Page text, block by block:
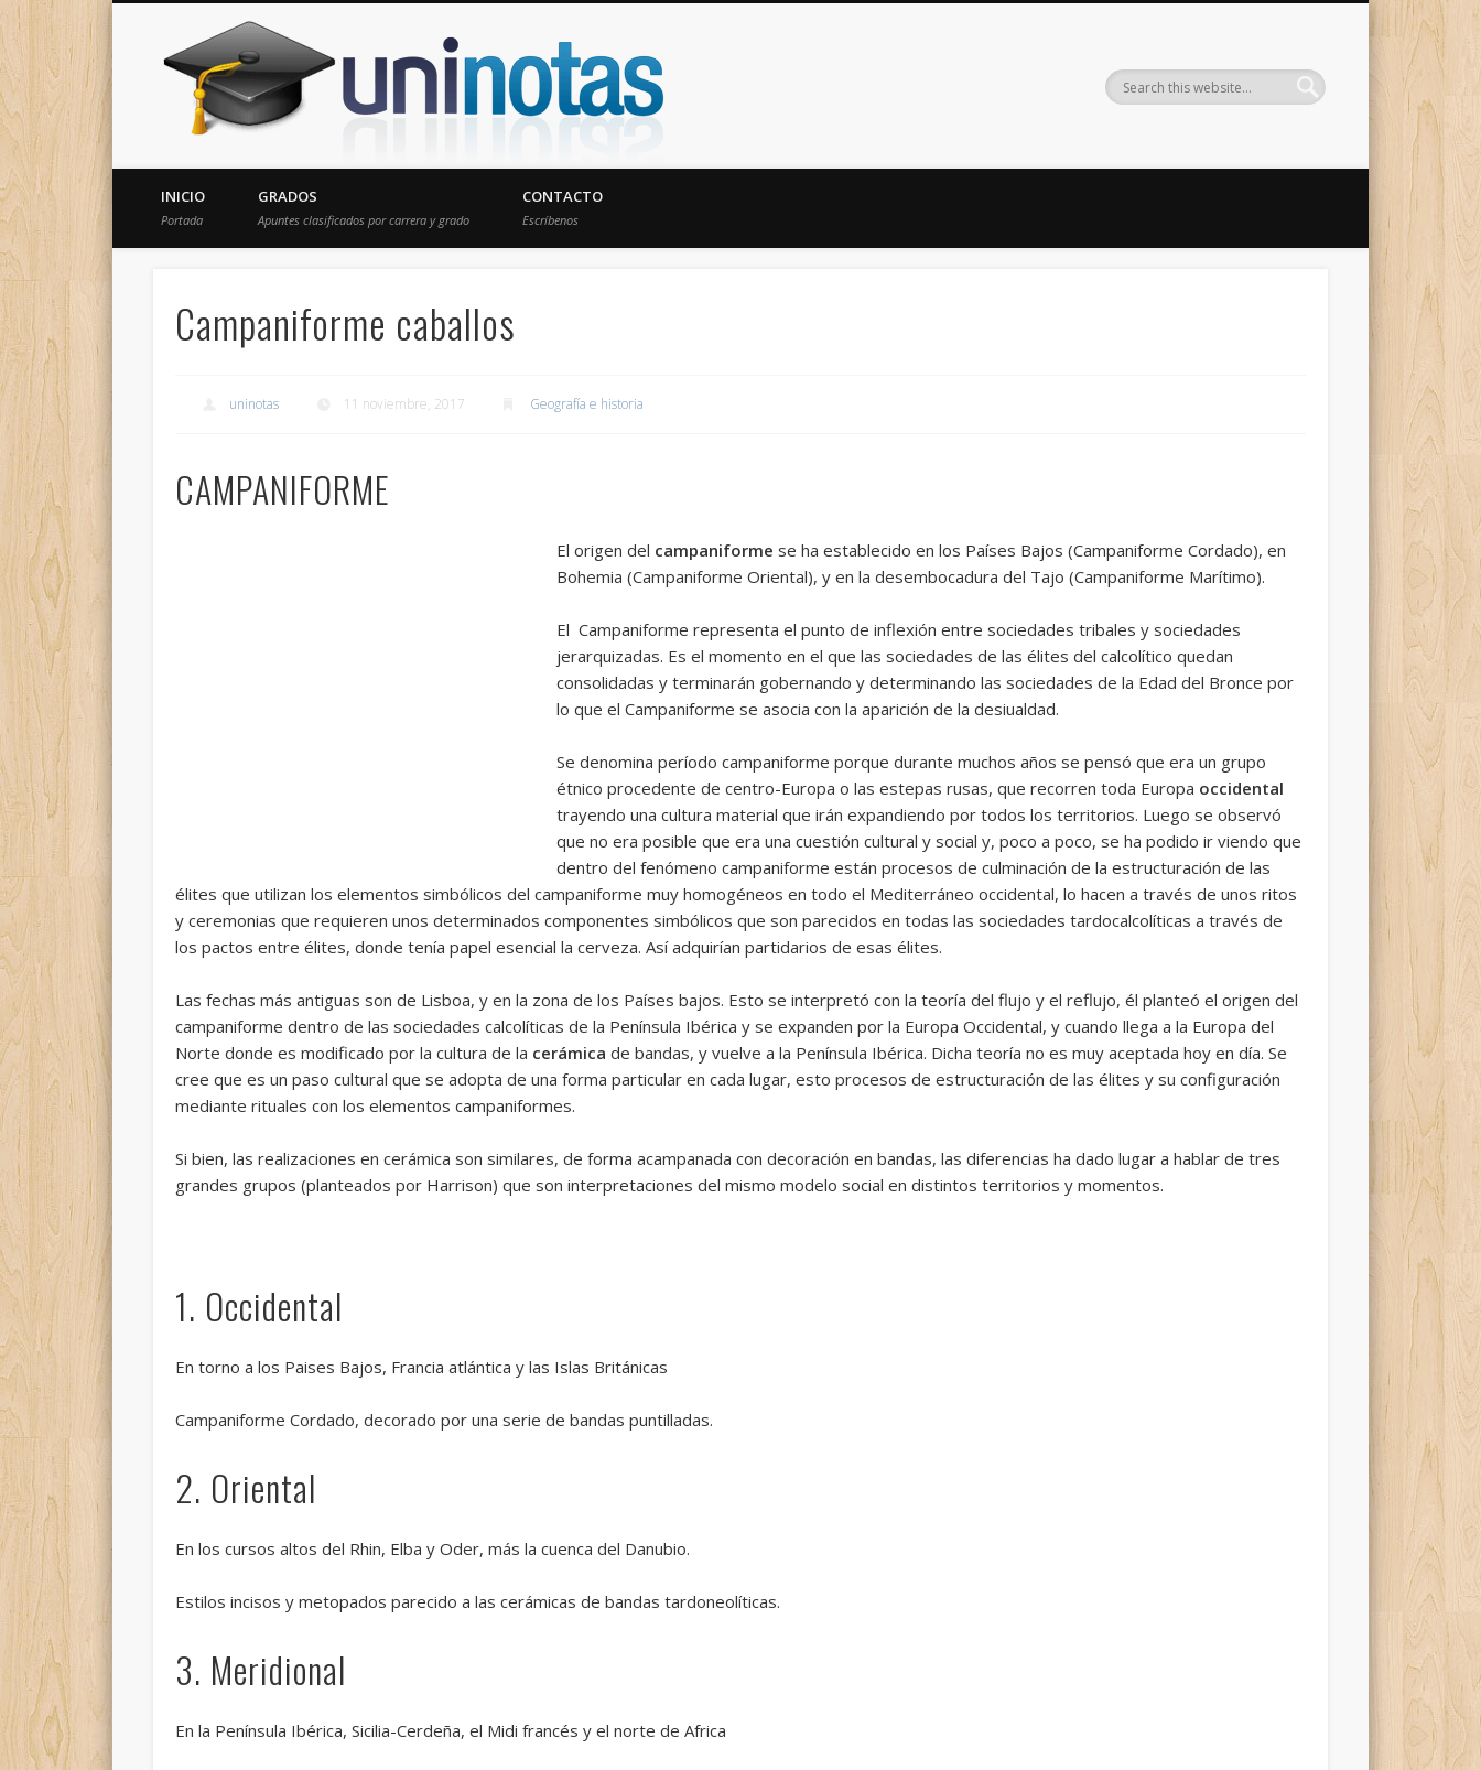
Donde encontrarás todas los apuntes de tu carrera
INICIO
Portada
GRADOS
Apuntes clasificados por carrera y grado
CONTACTO
Escríbenos
Campaniforme caballos
uninotas 11 noviembre, 2017 Geografía e historia
CAMPANIFORME
El origen del campaniforme se ha establecido en los Países Bajos (Campaniforme Cordado), en
Bohemia (Campaniforme Oriental), y en la desembocadura del Tajo (Campaniforme Marítimo).
El Campaniforme representa el punto de inflexión entre sociedades tribales y sociedades
jerarquizadas. Es el momento en el que las sociedades de las élites del calcolítico quedan
consolidadas y terminarán gobernando y determinando las sociedades de la Edad del Bronce por
lo que el Campaniforme se asocia con la aparición de la desiualdad.
Se denomina período campaniforme porque durante muchos años se pensó que era un grupo
étnico procedente de centro-Europa o las estepas rusas, que recorren toda Europa occidental
trayendo una cultura material que irán expandiendo por todos los territorios. Luego se observó
que no era posible que era una cuestión cultural y social y, poco a poco, se ha podido ir viendo que
dentro del fenómeno campaniforme están procesos de culminación de la estructuración de las
élites que utilizan los elementos simbólicos del campaniforme muy homogéneos en todo el Mediterráneo occidental, lo hacen a través de unos ritos
y ceremonias que requieren unos determinados componentes simbólicos que son parecidos en todas las sociedades tardocalcolíticas a través de
los pactos entre élites, donde tenía papel esencial la cerveza. Así adquirían partidarios de esas élites.
Las fechas más antiguas son de Lisboa, y en la zona de los Países bajos. Esto se interpretó con la teoría del flujo y el reflujo, él planteó el origen del
campaniforme dentro de las sociedades calcolíticas de la Península Ibérica y se expanden por la Europa Occidental, y cuando llega a la Europa del
Norte donde es modificado por la cultura de la cerámica de bandas, y vuelve a la Península Ibérica. Dicha teoría no es muy aceptada hoy en día. Se
cree que es un paso cultural que se adopta de una forma particular en cada lugar, esto procesos de estructuración de las élites y su configuración
mediante rituales con los elementos campaniformes.
Si bien, las realizaciones en cerámica son similares, de forma acampanada con decoración en bandas, las diferencias ha dado lugar a hablar de tres
grandes grupos (planteados por Harrison) que son interpretaciones del mismo modelo social en distintos territorios y momentos.
1. Occidental
En torno a los Paises Bajos, Francia atlántica y las Islas Británicas
Campaniforme Cordado, decorado por una serie de bandas puntilladas.
2. Oriental
En los cursos altos del Rhin, Elba y Oder, más la cuenca del Danubio.
Estilos incisos y metopados parecido a las cerámicas de bandas tardoneolíticas.
3. Meridional
En la Península Ibérica, Sicilia-Cerdeña, el Midi francés y el norte de Africa